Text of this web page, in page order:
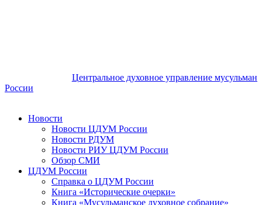
Центральное духовное управление мусульман
России
Новости
Новости ЦДУМ России
Новости РДУМ
Новости РИУ ЦДУМ России
Обзор СМИ
ЦДУМ России
Справка о ЦДУМ России
Книга «Исторические очерки»
Книга «Мусульманское духовное собрание»